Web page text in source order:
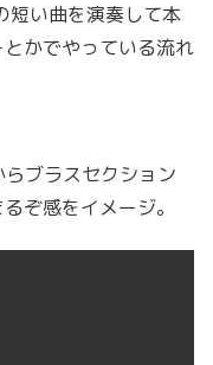
短い曲を演奏して本
かでやっている流れ
らブラスセクション
ぞ感をイメージ。